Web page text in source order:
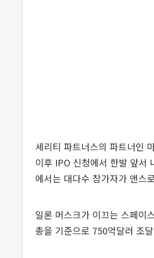
세리티 파트너스의 파트너인
이후 IPO 신청에서 한발 앞서
에서는 대다수 참가자가 앤스
일론 머스크가 이끄는 스페이
총을 기준으로 750억달러 조